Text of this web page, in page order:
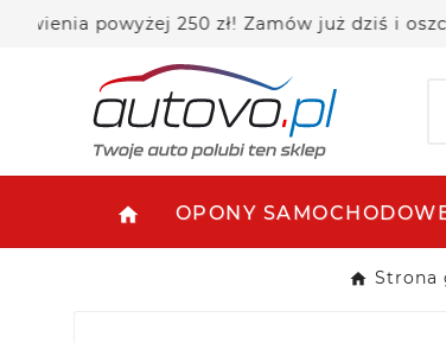
powyżej 250 zł! Zamów już dziś i
home OPONY
Strona